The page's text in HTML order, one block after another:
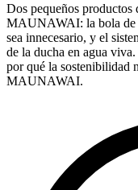
Dos pequeños productos
MAUNAWAI: la bola de
sea innecesario, y el
de la ducha en agua
por qué la sostenibilidad
MAUNAWAI.